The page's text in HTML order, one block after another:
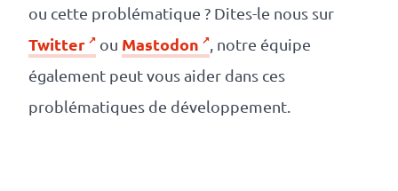
ou cette problématique ? Dites-le nous sur
Twitter ou Mastodon
, notre équipe
également peut vous aider dans ces
problématiques de développement.